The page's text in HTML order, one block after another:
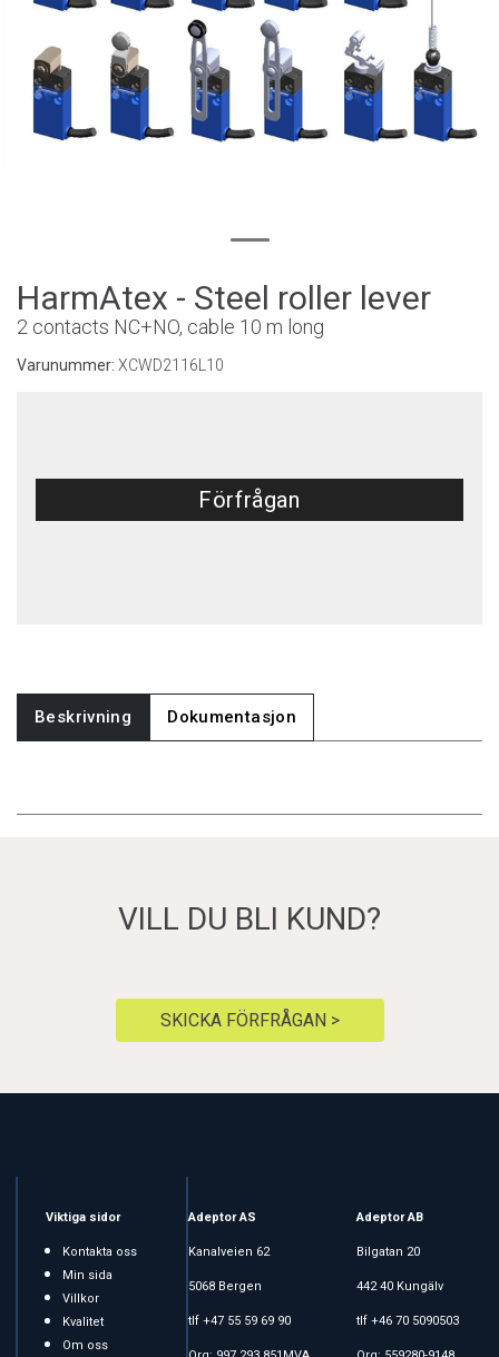
HarmAtex - Steel roller lever
2 contacts NC+NO, cable 10 m long
Varunummer: XCWD2116L10
Förfrågan
Beskrivning Dokumentasjon
VILL DU BLI KUND?
SKICKA FÖRFRÅGAN >
Viktiga sidor
Kontakta oss
Min sida
Villkor
Kvalitet
Om oss
Adeptor AS
Kanalveien 62
5068 Bergen
tlf +47 55 59 69 90
Adeptor AB
Bilgatan 20
442 40 Kungälv
tlf +46 70 5090503